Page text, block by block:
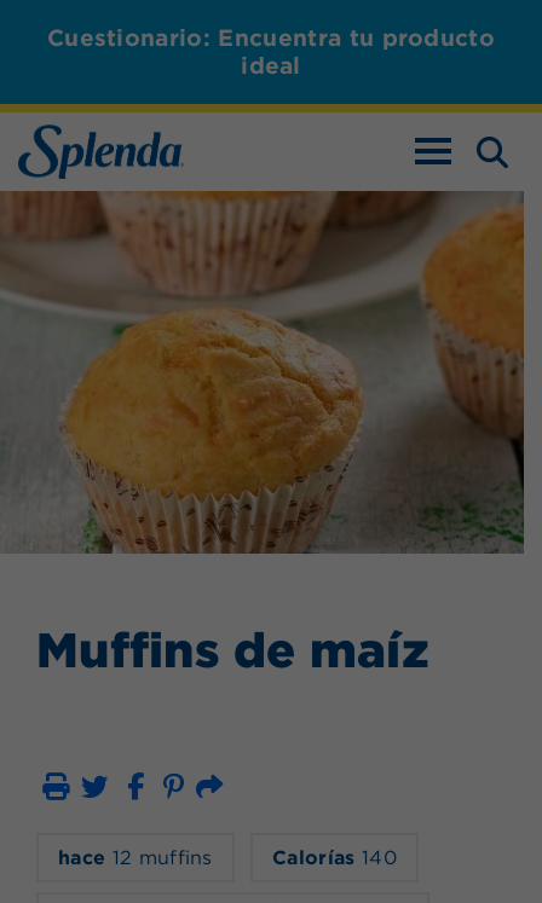
Cuestionario: Encuentra tu producto
ideal
ALTERNAR
Muffins de maíz
Imprimir Correo electrónico
hace 12 muffins Calorías 140